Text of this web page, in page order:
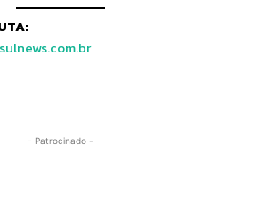
- Patrocinado -